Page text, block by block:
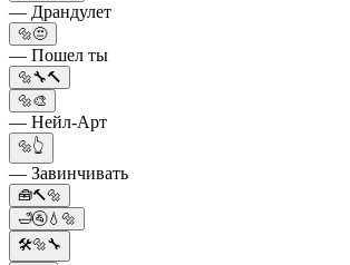
— Драндулет
🔩😒
— Пошел ты
🔩🔧🔨
🔩🎨
— Нейл-Арт
🔩👆
— Завинчивать
🧰🔨🔩
🛁🚰💧🔩
🛠️🔩🔧